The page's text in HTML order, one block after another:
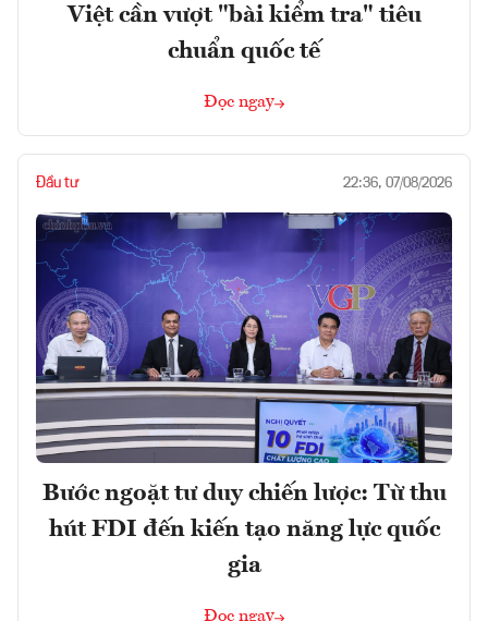
Việt cần vượt "bài kiểm tra" tiêu
chuẩn quốc tế
Đọc ngay
Đầu tư 22:36, 07/08/2026
Bước ngoặt tư duy chiến lược: Từ thu
hút FDI đến kiến tạo năng lực quốc
gia
Đọc ngay